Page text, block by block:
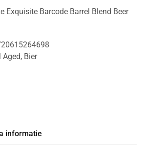
Exquisite Barcode Barrel Blend Beer
Aged, Bier
informatie